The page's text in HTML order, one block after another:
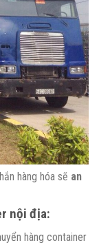
hàng hóa sẽ an
nội địa:
hàng container